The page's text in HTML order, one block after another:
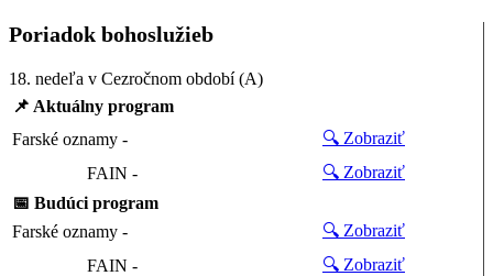
Poriadok bohoslužieb
18. nedeľa v Cezročnom období (A)
📌 Aktuálny program
Farské oznamy -
🔍 Zobraziť
FAIN -
🔍 Zobraziť
📅 Budúci program
Farské oznamy -
🔍 Zobraziť
FAIN -
🔍 Zobraziť